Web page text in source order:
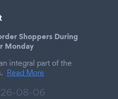
Shoppers During
Monday
integral part of the
Read More
08-06